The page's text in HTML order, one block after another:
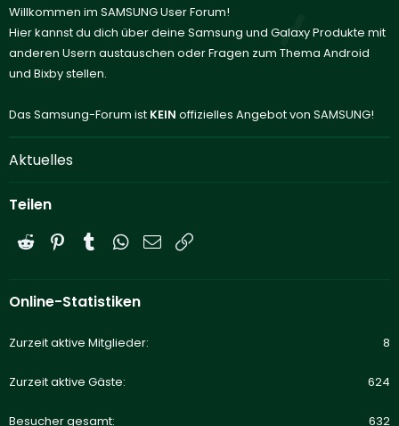
Willkommen im SAMSUNG User Forum!
Hier kannst du dich über deine Samsung und Galaxy Produkte mit
anderen Usern austauschen oder Fragen zum Thema Android
und Bixby stellen.
Das Samsung-Forum ist KEIN offizielles Angebot von SAMSUNG!
Aktuelles
Teilen
Reddit PinterestTumblrWhatsApp
E-Mail
Online-Statistiken
Zurzeit aktive Mitglieder 8
Zurzeit aktive Gäste 624
Besucher gesamt 632